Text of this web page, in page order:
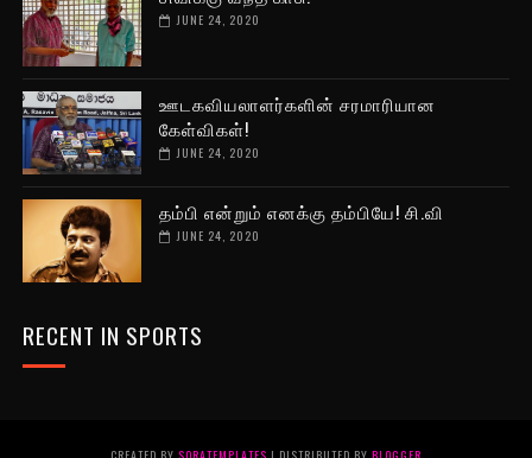
JUNE 24, 2020
ஊடகவியலாளர்களின் சரமாரியான
கேள்விகள்!
JUNE 24, 2020
தம்பி என்றும் எனக்கு தம்பியே! சி.வி
JUNE 24, 2020
RECENT IN SPORTS